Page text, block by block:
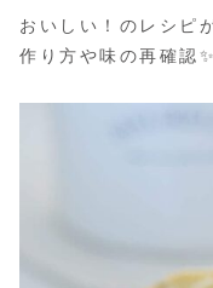
おいしい！のレシピ
作り方や味の再確認✨